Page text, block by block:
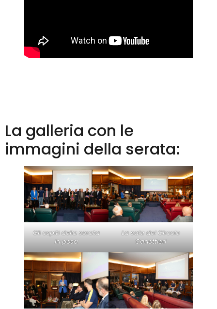
La galleria con le
immagini della serata:
Gli ospiti della serata
in posa
La sala del Circolo
Canottieri